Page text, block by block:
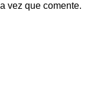
vez que comente.